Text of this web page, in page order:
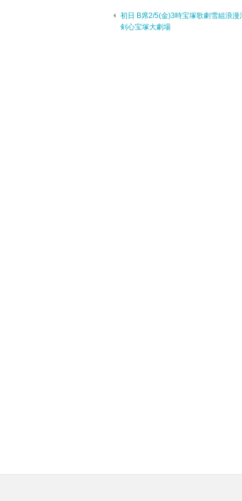
初日 B席2/5(金)3時宝塚歌劇雪組浪漫
剣心宝塚大劇場